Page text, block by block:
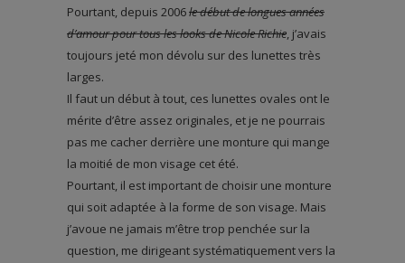
Pourtant, depuis 2006le début de longues années
d’amour pour tousles looks de Nicole Richie, j’avais
toujours jeté mon dévolu sur des lunettes très
larges.
Il faut un début à tout, ces lunettes ovales ont le
mérite d’être assez originales, et je ne pourrais
pas me cacher derrière une monture qui mange
la moitié de mon visage cet été.
Pourtant, il est important de choisir une monture
qui soit adaptée à la forme de son visage. Mais
j’avoue ne jamais m’être trop penchée sur la
question, me dirigeant systématiquement vers la